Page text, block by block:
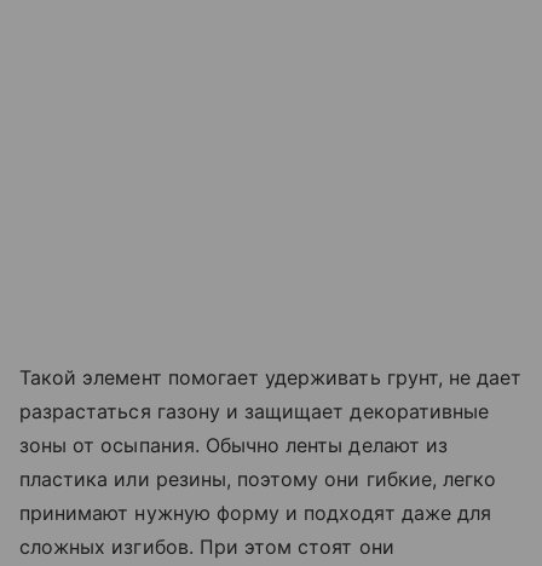
Такой элемент помогает удерживать грунт, не дает
разрастаться газону и защищает декоративные
зоны от осыпания. Обычно ленты делают из
пластика или резины, поэтому они гибкие, легко
принимают нужную форму и подходят даже для
сложных изгибов. При этом стоят они